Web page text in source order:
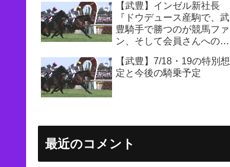
【武豊】インゼル新社長
『ドウデュース産駒で、武
豊騎手で勝つのが競馬ファ
ン、そして会員さんへの一
【武豊】7/18・19の特別想
定と今後の騎乗予定
最近のコメント